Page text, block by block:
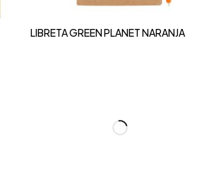
LIBRETA GREEN PLANET NARANJA